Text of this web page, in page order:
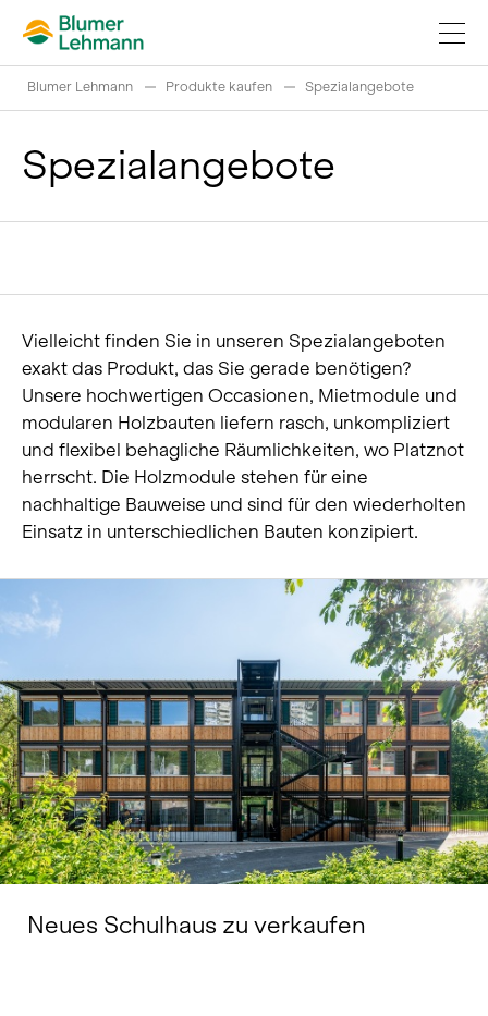
Faszination Holz
Schweizer Rundholz
Über uns
News und Medien
Suche
Deutsch
Blumer Lehmann Produkte kaufen Spezialangebote
Spezialangebote
Vielleicht finden Sie in unseren Spezialangeboten
exakt das Produkt, das Sie gerade benötigen?
Unsere hochwertigen Occasionen, Mietmodule und
modularen Holzbauten liefern rasch, unkompliziert
und flexibel behagliche Räumlichkeiten, wo Platznot
herrscht. Die Holzmodule stehen für eine
nachhaltige Bauweise und sind für den wiederholten
Einsatz in unterschiedlichen Bauten konzipiert.
Neues Schulhaus zu verkaufen